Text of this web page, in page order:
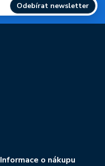
Odebírat newsletter
Informace o nákupu